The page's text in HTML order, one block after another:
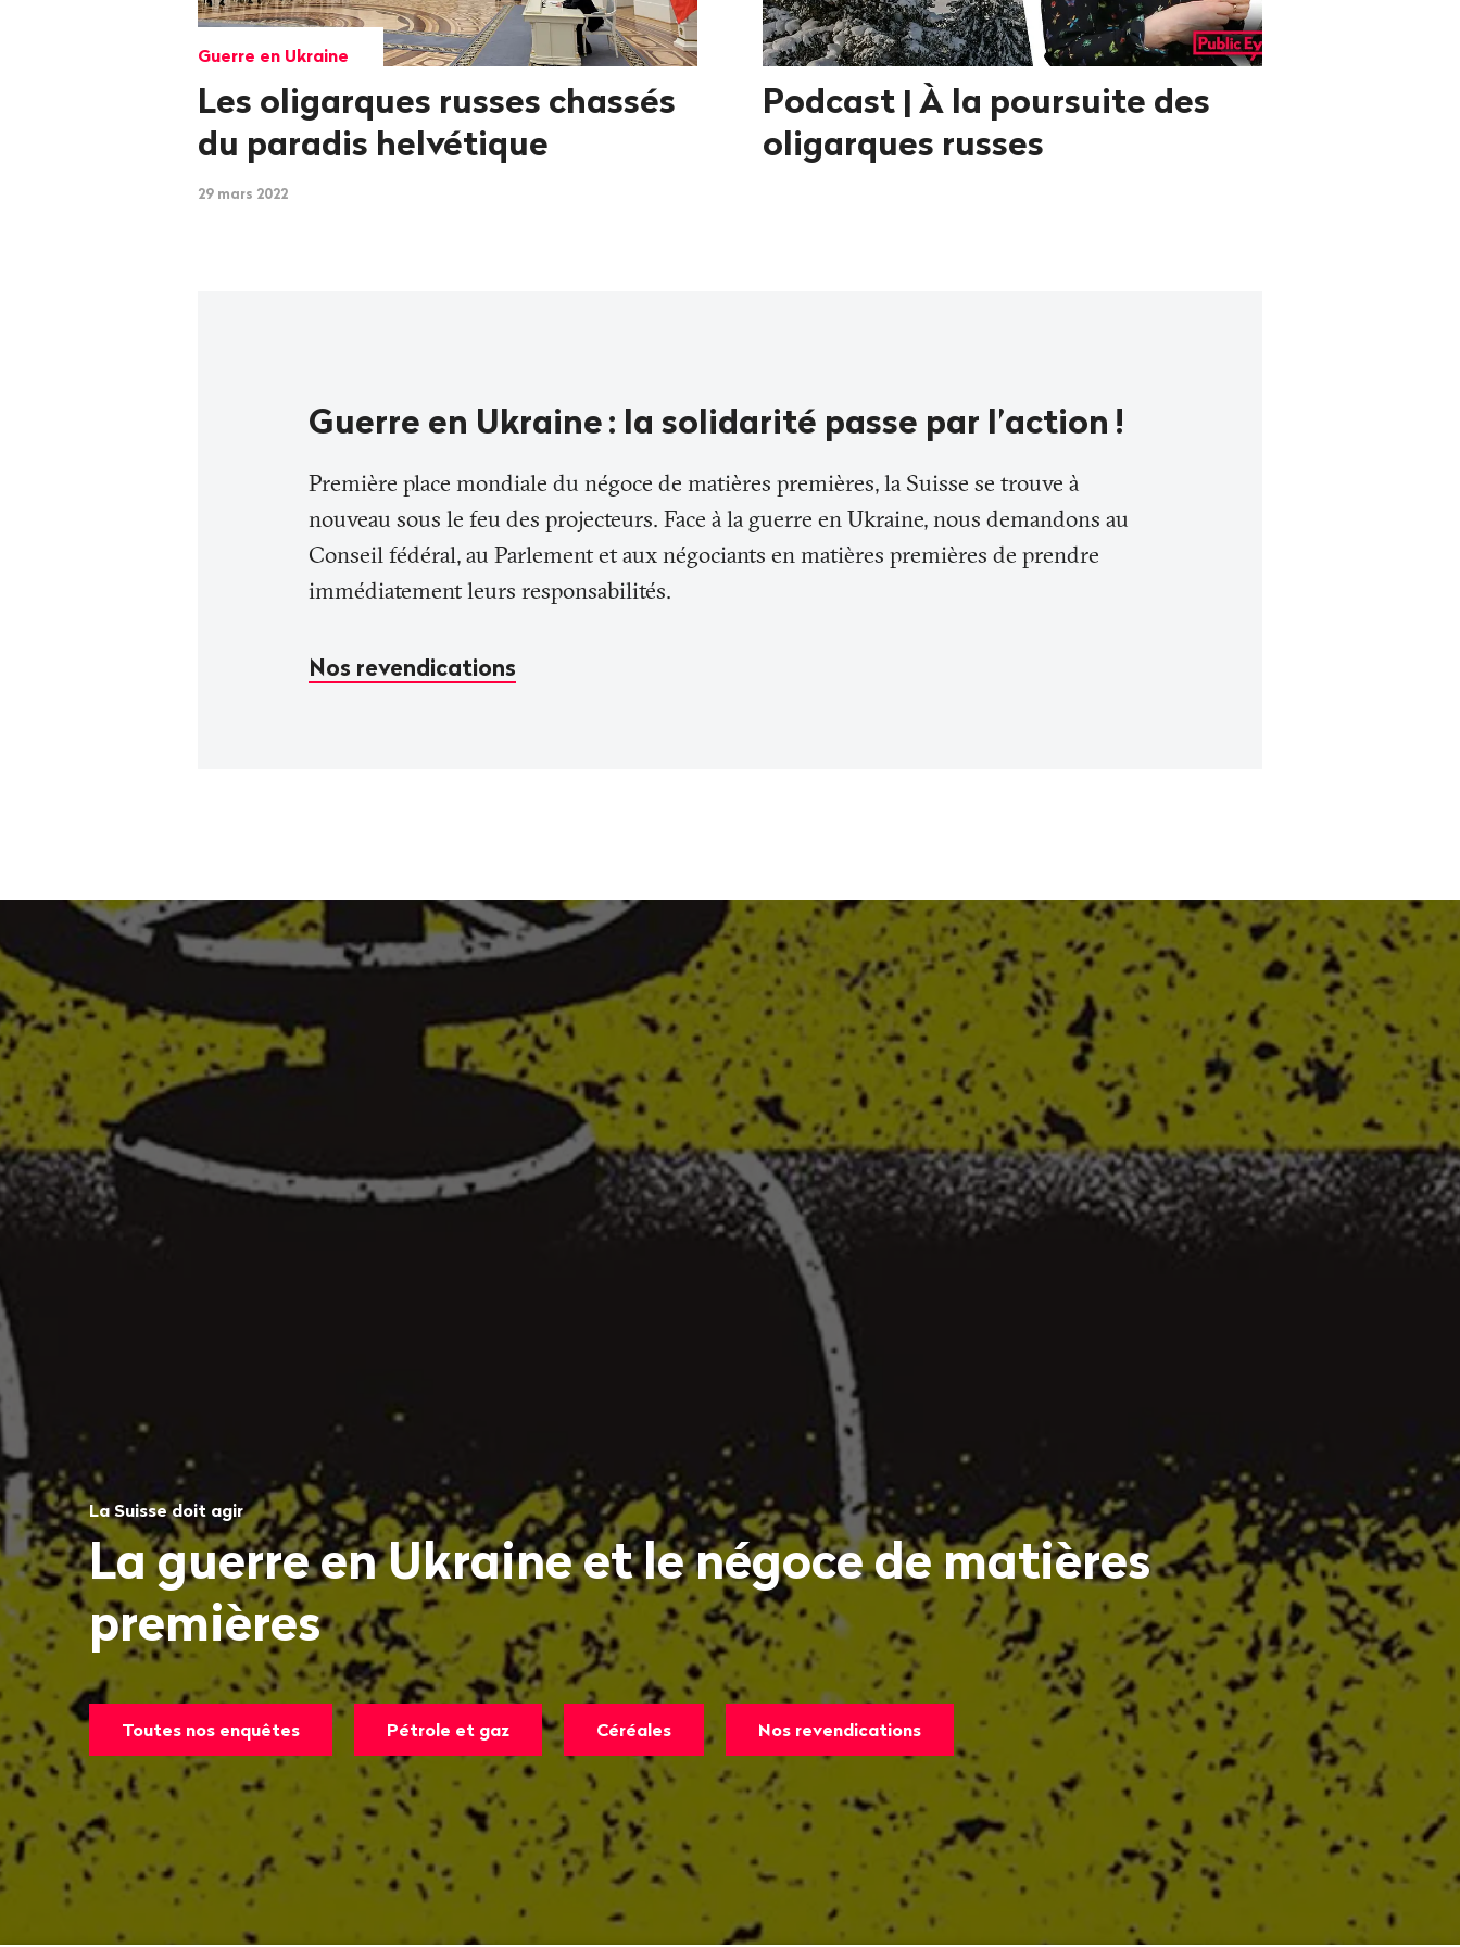
Guerre en Ukraine
Les oligarques russes chassés
du paradis helvétique
29 mars 2022
Podcast | À la poursuite des
oligarques russes
Guerre en Ukraine: la solidarité passe par l’action !
Première place mondiale du négoce de matières premières, la Suisse se trouve à
nouveau sous le feu des projecteurs. Face à la guerre en Ukraine, nous demandons au
Conseil fédéral, au Parlement et aux négociants en matières premières de prendre
immédiatement leurs responsabilités.
Nos revendications
La Suisse doit agir
La guerre en Ukraine et le négoce de matières
premières
Toutes nos enquêtes Pétrole et gaz Céréales Nos revendications